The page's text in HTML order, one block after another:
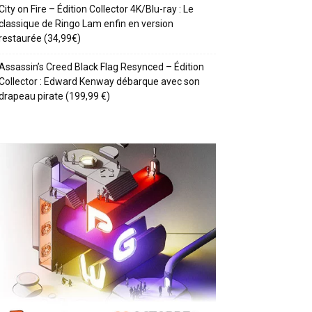
on Fire – Édition Collector 4K/Blu-ray : Le
de Ringo Lam enfin en version
(34,99€)
Creed Black Flag Resynced – Édition
: Edward Kenway débarque avec son
pirate (199,99 €)